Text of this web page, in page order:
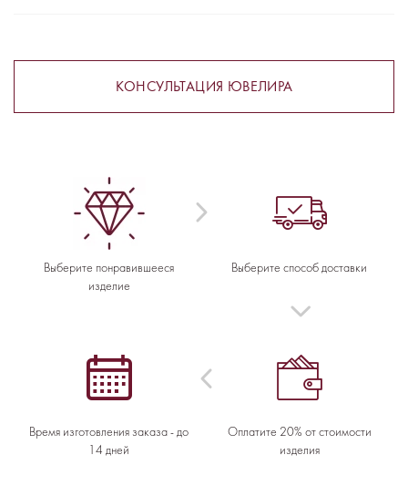
КОНСУЛЬТАЦИЯ ЮВЕЛИРА
Выберите понравившееся
изделие
Выберите способ доставки
Оплатите 20% от стоимости
изделия
Время изготовления заказа - до
14 дней